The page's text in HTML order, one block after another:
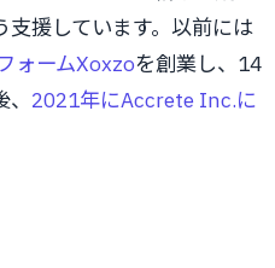
援しています。以前には
ォームXoxzoを創業し、14
2021年にAccrete Inc.に